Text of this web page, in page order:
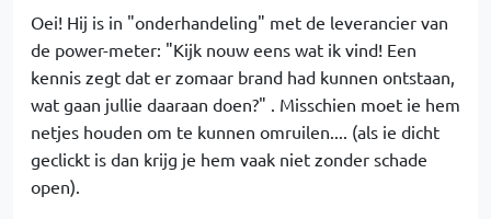
Oei! Hij is in "onderhandeling" met de leverancier van
de power-meter: "Kijk nouw eens wat ik vind! Een
kennis zegt dat er zomaar brand had kunnen ontstaan,
wat gaan jullie daaraan doen?" . Misschien moet ie hem
netjes houden om te kunnen omruilen.... (als ie dicht
geclickt is dan krijg je hem vaak niet zonder schade
open).